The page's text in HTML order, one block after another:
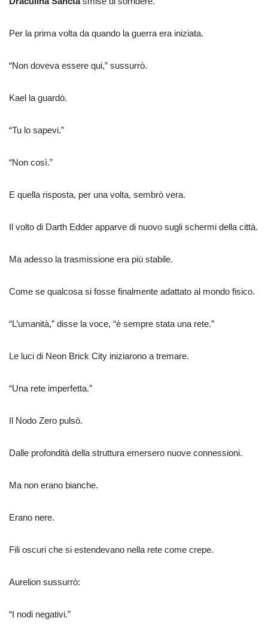
Per la prima volta da quando la guerra era iniziata.
“Non doveva essere qui,” sussurrò.
Kael la guardò.
“Tu lo sapevi.”
“Non così.”
E quella risposta, per una volta, sembrò vera.
Il volto di Darth Edder apparve di nuovo sugli schermi della città.
Ma adesso la trasmissione era più stabile.
Come se qualcosa si fosse finalmente adattato al mondo fisico.
“L’umanità,” disse la voce, “è sempre stata una rete.”
Le luci di Neon Brick City iniziarono a tremare.
“Una rete imperfetta.”
Il Nodo Zero pulsò.
Dalle profondità della struttura emersero nuove connessioni.
Ma non erano bianche.
Erano nere.
Fili oscuri che si estendevano nella rete come crepe.
Aurelion sussurrò:
“I nodi negativi.”